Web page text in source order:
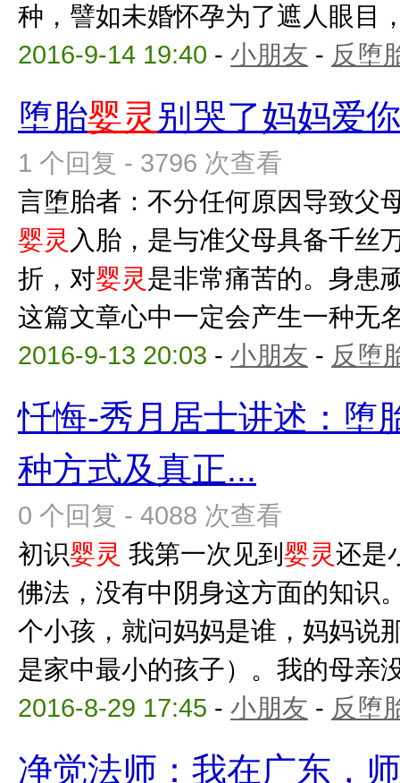
种，譬如未婚怀孕为了遮人眼目
2016-9-14 19:40 - 小朋友 - 反堕
堕胎婴灵 别哭了妈妈爱你
1 个回复 - 3796 次查看
言堕胎者：不分任何原因导致父
婴灵 入胎，是与准父母具备千丝
折，对婴灵是非常痛苦的。身患
这篇文章心中一定会产生一种无
2016-9-13 20:03 - 小朋友 - 反堕
忏悔-秀月居士讲述：堕
种方式及真正...
0 个回复 - 4088 次查看
初识婴灵 我第一次见到婴灵还是
佛法，没有中阴身这方面的知识
个小孩，就问妈妈是谁，妈妈说
是家中最小的孩子）。我的母亲
2016-8-29 17:45 - 小朋友 - 反堕
净觉法师：我在广东，